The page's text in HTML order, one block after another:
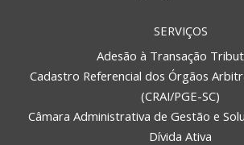
SERVIÇOS
Adesão à Transação
Cadastro Referencial dos Órgãos
(CRAI/PGE-SC)
Câmara Administrativa de Gestão e
Dívida Ativa